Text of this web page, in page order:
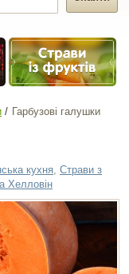
Гарбузові галушки
кухня Страви з
Хелловін